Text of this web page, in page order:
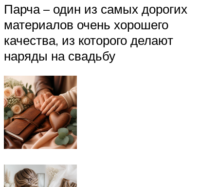
Парча – один из самых дорогих
материалов очень хорошего
качества, из которого делают
наряды на свадьбу